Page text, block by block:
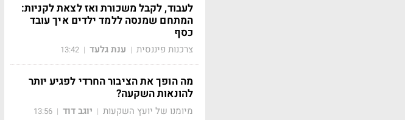
לעבוד, לקבל משכורת ואז לצאת לקניות:
המתחם שמנסה ללמד ילדים איך עובד
כסף
צרכנות פיננסית | ענת גלעד |
13:42
מה הופך את הציבור החרדי לפגיע יותר
להונאות השקעה?
מיומנו של יועץ השקעות | יוגב דוד |
13:56